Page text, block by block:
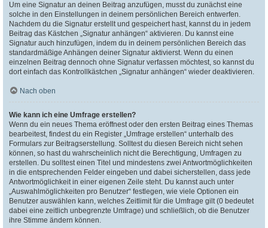
Um eine Signatur an deinen Beitrag anzufügen, musst du zunächst eine
solche in den Einstellungen in deinem persönlichen Bereich entwerfen.
Nachdem du die Signatur erstellt und gespeichert hast, kannst du in jedem
Beitrag das Kästchen „Signatur anhängen“ aktivieren. Du kannst eine
Signatur auch hinzufügen, indem du in deinem persönlichen Bereich das
standardmäßige Anhängen deiner Signatur aktivierst. Wenn du einen
einzelnen Beitrag dennoch ohne Signatur verfassen möchtest, so kannst du
dort einfach das Kontrollkästchen „Signatur anhängen“ wieder deaktivieren.
Nach oben
Wie kann ich eine Umfrage erstellen?
Wenn du ein neues Thema eröffnest oder den ersten Beitrag eines Themas
bearbeitest, findest du ein Register „Umfrage erstellen“ unterhalb des
Formulars zur Beitragserstellung. Solltest du diesen Bereich nicht sehen
können, so hast du wahrscheinlich nicht die Berechtigung, Umfragen zu
erstellen. Du solltest einen Titel und mindestens zwei Antwortmöglichkeiten
in die entsprechenden Felder eingeben und dabei sicherstellen, dass jede
Antwortmöglichkeit in einer eigenen Zeile steht. Du kannst auch unter
„Auswahlmöglichkeiten pro Benutzer“ festlegen, wie viele Optionen ein
Benutzer auswählen kann, welches Zeitlimit für die Umfrage gilt (0 bedeutet
dabei eine zeitlich unbegrenzte Umfrage) und schließlich, ob die Benutzer
ihre Stimme ändern können.